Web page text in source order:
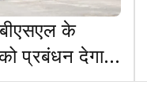
के
प्रबंधन देगा